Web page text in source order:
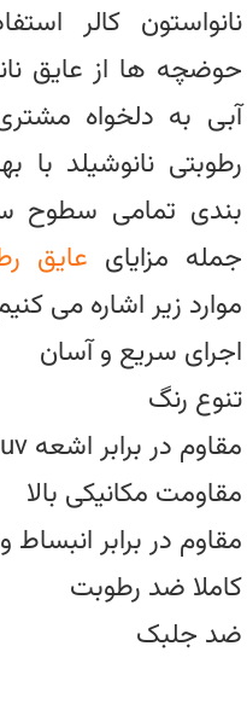
نانواستون کالر
حوضچه ها از عایق
آبی به دلخواه
رطوبتی نانوشیلد با
بندی تمامی سطوح
جمله مزایای عایق
موارد زیر اشاره می
اجرای سریع و آسان
تنوع رنگ
مقاوم در برابر اشعه uv
مقاومت مکانیکی بالا
مقاوم در برابر
کاملا ضد رطوبت
ضد جلبک